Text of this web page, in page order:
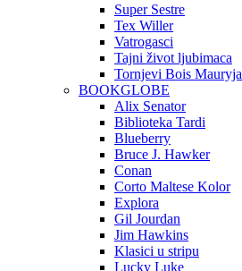
Super Sestre
Tex Willer
Vatrogasci
Tajni život ljubimaca
Tornjevi Bois Mauryja
BOOKGLOBE
Alix Senator
Biblioteka Tardi
Blueberry
Bruce J. Hawker
Conan
Corto Maltese Kolor
Explora
Gil Jourdan
Jim Hawkins
Klasici u stripu
Lucky Luke